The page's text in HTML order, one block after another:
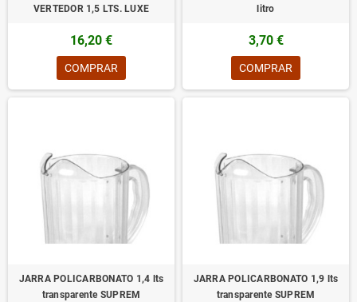
VERTEDOR 1,5 LTS. LUXE
16,20 €
COMPRAR
litro
3,70 €
COMPRAR
JARRA POLICARBONATO 1,4 lts
transparente SUPREM
JARRA POLICARBONATO 1,9 lts
transparente SUPREM